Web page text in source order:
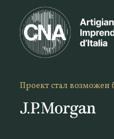
Проект стал возможен